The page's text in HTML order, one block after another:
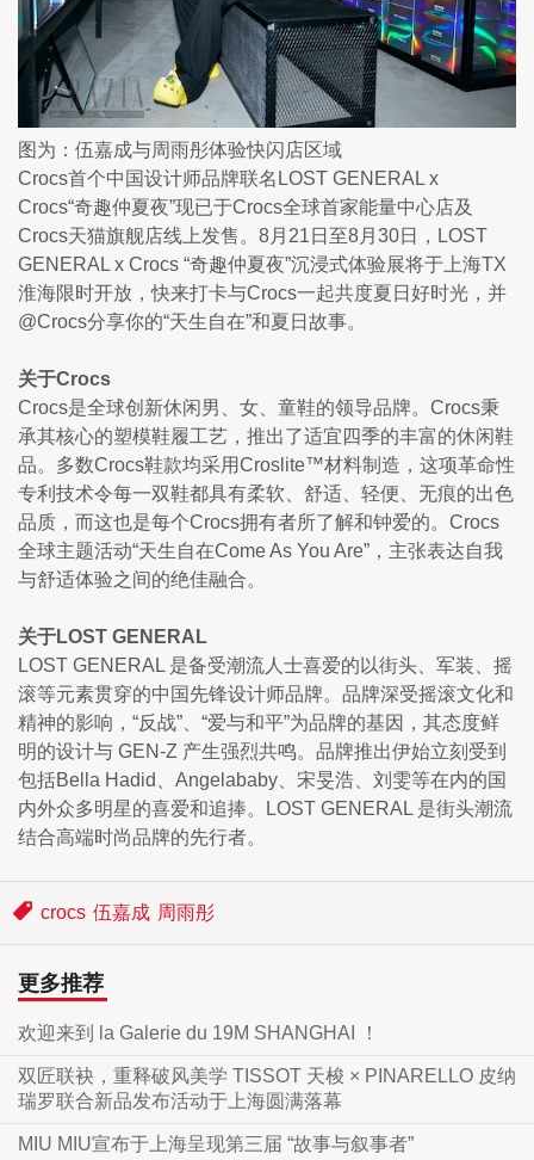
图为：伍嘉成与周雨彤体验快闪店区域
Crocs首个中国设计师品牌联名LOST GENERAL x
Crocs“奇趣仲夏夜”现已于Crocs全球首家能量中心店及
Crocs天猫旗舰店线上发售。8月21日至8月30日，LOST
GENERAL x Crocs “奇趣仲夏夜”沉浸式体验展将于上海TX
淮海限时开放，快来打卡与Crocs一起共度夏日好时光，并
@Crocs分享你的“天生自在”和夏日故事。
关于Crocs
Crocs是全球创新休闲男、女、童鞋的领导品牌。Crocs秉
承其核心的塑模鞋履工艺，推出了适宜四季的丰富的休闲鞋
品。多数Crocs鞋款均采用Croslite™材料制造，这项革命性
专利技术令每一双鞋都具有柔软、舒适、轻便、无痕的出色
品质，而这也是每个Crocs拥有者所了解和钟爱的。Crocs
全球主题活动“天生自在Come As You Are”，主张表达自我
与舒适体验之间的绝佳融合。
关于LOST GENERAL
LOST GENERAL 是备受潮流人士喜爱的以街头、军装、摇
滚等元素贯穿的中国先锋设计师品牌。品牌深受摇滚文化和
精神的影响，“反战”、“爱与和平”为品牌的基因，其态度鲜
明的设计与 GEN-Z 产生强烈共鸣。品牌推出伊始立刻受到
包括Bella Hadid、Angelababy、宋旻浩、刘雯等在内的国
内外众多明星的喜爱和追捧。LOST GENERAL 是街头潮流
结合高端时尚品牌的先行者。
crocs 伍嘉成 周雨彤
更多推荐
欢迎来到 la Galerie du 19M SHANGHAI ！
双匠联袂，重释破风美学 TISSOT 天梭 × PINARELLO 皮纳
瑞罗联合新品发布活动于上海圆满落幕
MIU MIU宣布于上海呈现第三届 “故事与叙事者”